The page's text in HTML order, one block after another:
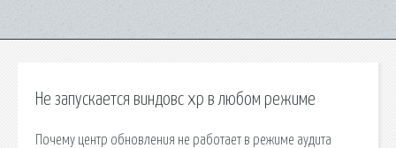
Не запускается виндовс хр в любом режиме
Почему центр обновления не работает в режиме аудита